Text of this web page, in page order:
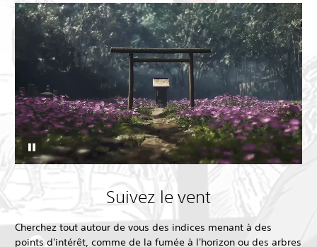
Suivez le vent
Cherchez tout autour de vous des indices menant à des
points d'intérêt, comme de la fumée à l'horizon ou des arbres